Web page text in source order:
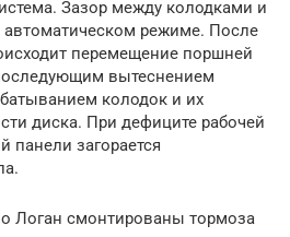
Зазор между колодками и
автоматическом режиме. После
перемещение поршней
вытеснением
колодок и их
диска. При дефиците рабочей
панели загорается
Логан смонтированы тормоза